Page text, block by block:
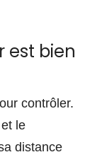
est bien
contrôler.
le
distance